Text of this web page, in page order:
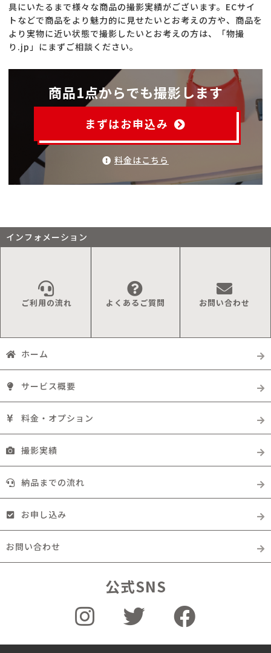
具にいたるまで様々な商品の撮影実績がございます。ECサイ
トなどで商品をより魅力的に見せたいとお考えの方や、商品を
より実物に近い状態で撮影したいとお考えの方は、「物撮
り.jp」にまずご相談ください。
商品1点からでも撮影します
まずはお申込み
料金はこちら
インフォメーション
ご利用の流れ よくあるご質問 お問い合わせ
ホーム
サービス概要
料金・オプション
撮影実績
納品までの流れ
お申し込み
お問い合わせ
公式SNS